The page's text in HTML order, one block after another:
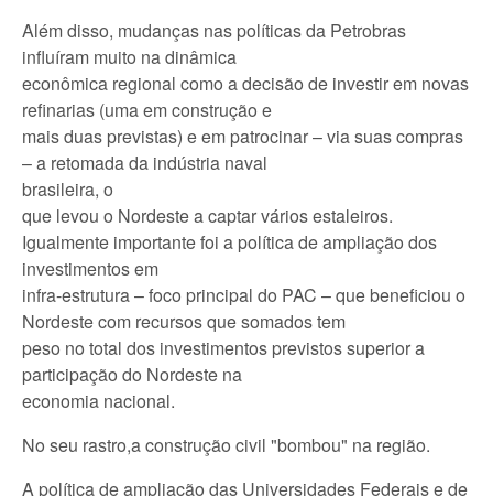
Além disso, mudanças nas políticas da Petrobras
influíram muito na dinâmica
econômica regional como a decisão de investir em novas
refinarias (uma em construção e
mais duas previstas) e em patrocinar – via suas compras
– a retomada da indústria naval
brasileira, o
que levou o Nordeste a captar vários estaleiros.
Igualmente importante foi a política de ampliação dos
investimentos em
infra-estrutura – foco principal do PAC – que beneficiou o
Nordeste com recursos que somados tem
peso no total dos investimentos previstos superior a
participação do Nordeste na
economia nacional.
No seu rastro,a construção civil "bombou" na região.
A política de ampliação das Universidades Federais e de